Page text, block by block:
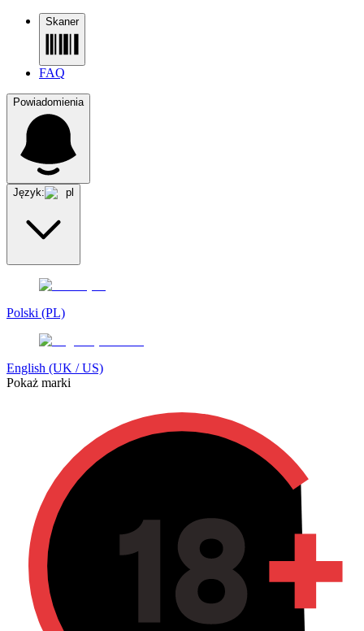
Skaner
FAQ
Powiadomienia
Język: pl
Polski (PL)
English (UK / US)
Pokaż marki